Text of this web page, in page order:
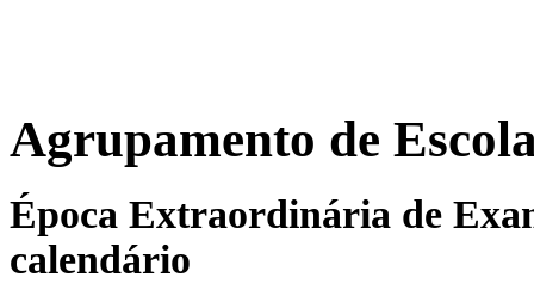
Agrupamento de
Época Extraordinária de
calendário